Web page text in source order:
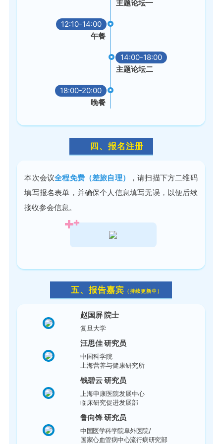
主题论坛一
12:10-14:00
午餐
14:00-18:00
主题论坛二
18:00-20:00
晚餐
四、报名注册
本次会议全程免费（差旅自理）
，请扫描下方二维码
填写报名表单，并确保个人信息填写无误，以便后续
接收参会信息。
五、报告嘉宾 （持续更新中）
赵国屏 院士
复旦大学
汪思佳 研究员
中国科学院
上海营养与健康研究所
钱碧云 研究员
上海申康医院发展中心
临床研究促进发展部
鲁向锋 研究员
中国医学科学院阜外医院/
国家心血管病中心流行病研究部